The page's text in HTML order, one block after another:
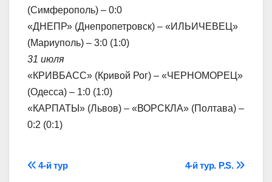
(Симферополь) – 0:0
«ДНЕПР» (Днепропетровск) – «ИЛЬИЧЕВЕЦ»
(Мариуполь) – 3:0 (1:0)
31 июля
«КРИВБАСС» (Кривой Рог) – «ЧЕРНОМОРЕЦ»
(Одесса) – 1:0 (1:0)
«КАРПАТЫ» (Львов) – «ВОРСКЛА» (Полтава) –
0:2 (0:1)
Навігація
4-й тур. P.S.
4-й тур